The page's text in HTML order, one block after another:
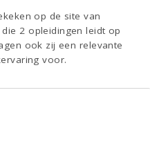
op de site van
2 opleidingen leidt op
ook zij een relevante
voor.